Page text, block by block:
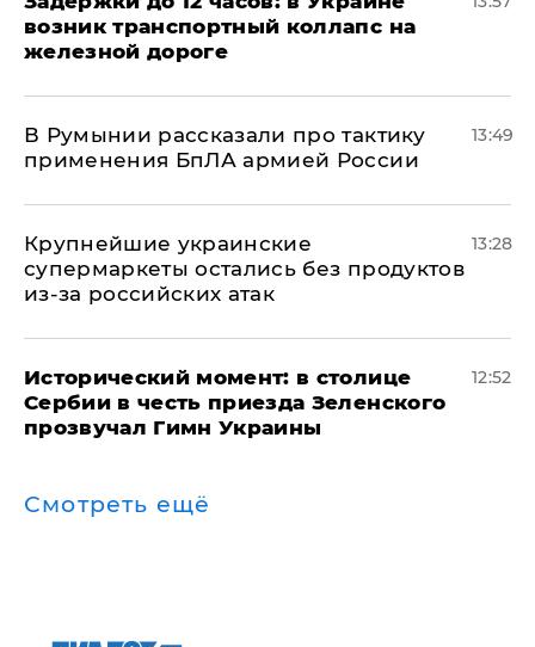
возник транспортный коллапс на
железной дороге
В Румынии рассказали про тактику
применения БпЛА армией России
13:49
Крупнейшие украинские
супермаркеты остались без продуктов
из-за российских атак
13:28
Исторический момент: в столице
Сербии в честь приезда Зеленского
прозвучал Гимн Украины
12:52
Смотреть ещё